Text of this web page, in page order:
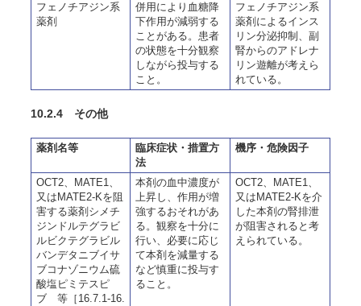
フェノチアジン系
薬剤
併用により血糖降
下作用が減弱する
ことがある。患者
の状態を十分観察
しながら投与する
こと。
フェノチアジン系
薬剤によるインス
リン分泌抑制、副
腎からのアドレナ
リン遊離が考えら
れている。
10.2.4 その他
薬剤名等
臨床症状・措置方
法
機序・危険因子
OCT2、MATE1、
又はMATE2-Kを阻
害する薬剤シメチ
ジンドルテグラビ
ルビクテグラビル
バンデタニブイサ
ブコナゾニウム硫
酸塩ピミテスピ
ブ 等［16.7.1-16.
本剤の血中濃度が
上昇し、作用が増
強するおそれがあ
る。観察を十分に
行い、必要に応じ
て本剤を減量する
など慎重に投与す
ること。
OCT2、MATE1、
又はMATE2-Kを介
した本剤の腎排泄
が阻害されると考
えられている。